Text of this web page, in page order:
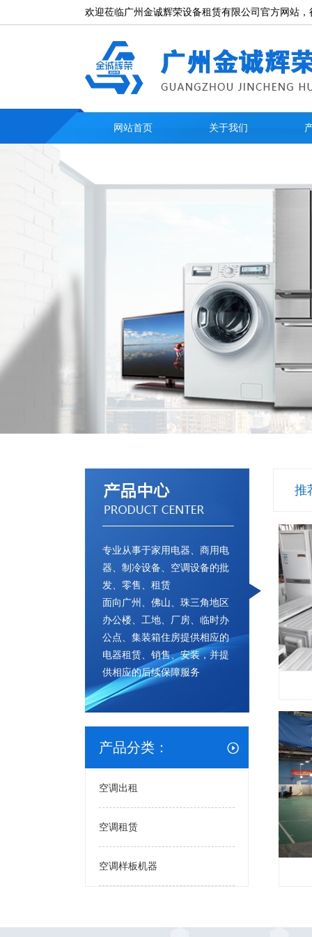
欢迎莅临广州金诚辉荣设备租赁有限公司官方网站
网站首页 关于我们
专业从事于家用电器、商用电
器、制冷设备、空调设备的批
发、零售、租赁
面向广州、佛山、珠三角地区
办公楼、工地、厂房、临时办
公点、集装箱住房提供相应的
电器租赁、销售、安装，并提
供相应的后续保障服务
产品分类：
空调出租
空调租赁
空调样板机器
推